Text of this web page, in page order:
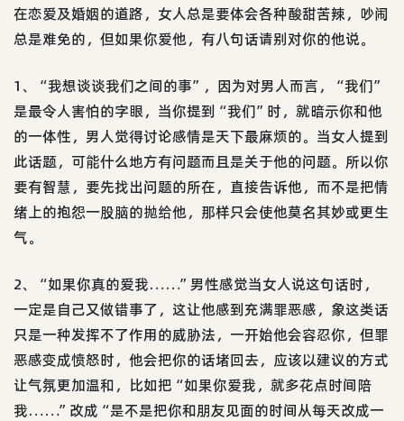
在恋爱及婚姻的道路，女人总是要体会各种酸甜苦辣，吵闹
总是难免的，但如果你爱他，有八句话请别对你的他说。
1、“我想谈谈我们之间的事”，因为对男人而言，“我们”
是最令人害怕的字眼，当你提到“我们”时，就暗示你和他
的一体性，男人觉得讨论感情是天下最麻烦的。当女人提到
此话题，可能什么地方有问题而且是关于他的问题。所以你
要有智慧，要先找出问题的所在，直接告诉他，而不是把情
绪上的抱怨一股脑的抛给他，那样只会使他莫名其妙或更生
气。
2、“如果你真的爱我……”男性感觉当女人说这句话时，
一定是自己又做错事了，这让他感到充满罪恶感，象这类话
只是一种发挥不了作用的威胁法，一开始他会容忍你，但罪
恶感变成愤怒时，他会把你的话堵回去，应该以建议的方式
让气氛更加温和，比如把“如果你爱我，就多花点时间陪
我……”改成“是不是把你和朋友见面的时间从每天改成一